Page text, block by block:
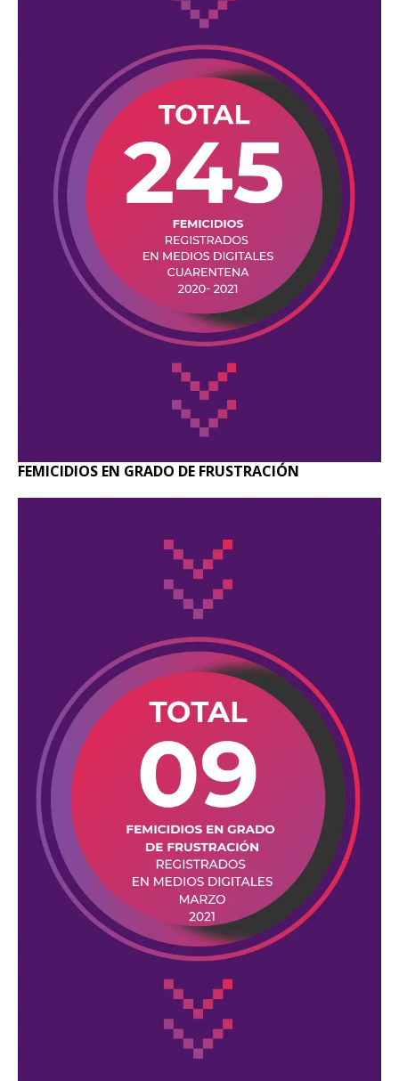
FEMICIDIOS EN GRADO DE FRUSTRACIÓN